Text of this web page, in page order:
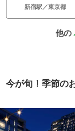
新宿駅／東京都
他の
今が旬！季節の